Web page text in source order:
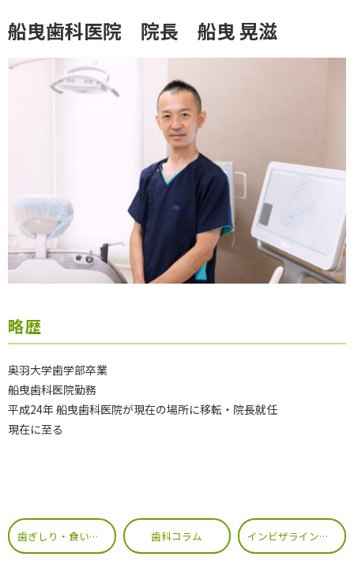
船曳歯科医院 院長 船曳 晃滋
略歴
奥羽大学歯学部卒業
船曳歯科医院勤務
平成24年 船曳歯科医院が現在の場所に移転・院長就任
現在に至る
歯ぎしり・食いしばり等を改善！ 歯科でボトックス療法 歯科コラム インビザラインで後悔しないために｜治療前に必ず確認したい重要な判断ポイント